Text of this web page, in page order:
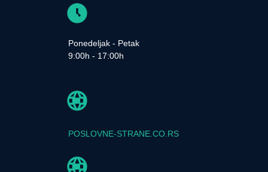
Ponedeljak - Petak
9:00h - 17:00h
POSLOVNE-STRANE.CO.RS